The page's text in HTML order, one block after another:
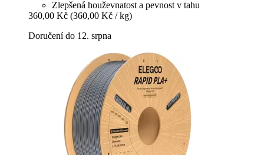
Zlepšená houževnatost a pevnost v tahu
360,00 Kč (360,00 Kč / kg)
Doručení do 12. srpna